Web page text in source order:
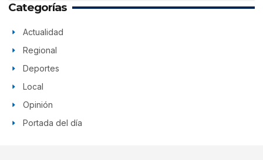
Categorías
Actualidad
Regional
Deportes
Local
Opinión
Portada del día